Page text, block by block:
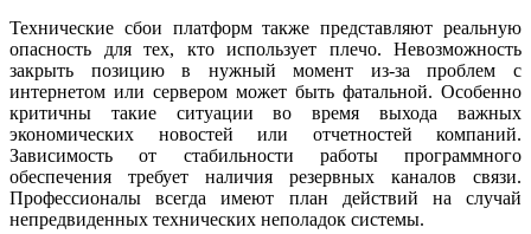
Технические сбои платформ также представляют реальную
опасность для тех, кто использует плечо. Невозможность
закрыть позицию в нужный момент из-за проблем с
интернетом или сервером может быть фатальной. Особенно
критичны такие ситуации во время выхода важных
экономических новостей или отчетностей компаний.
Зависимость от стабильности работы программного
обеспечения требует наличия резервных каналов связи.
Профессионалы всегда имеют план действий на случай
непредвиденных технических неполадок системы.